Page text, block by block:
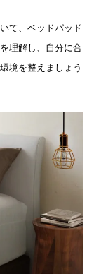
て、ベッドパッド
理解し、自分に合
境を整えましょう